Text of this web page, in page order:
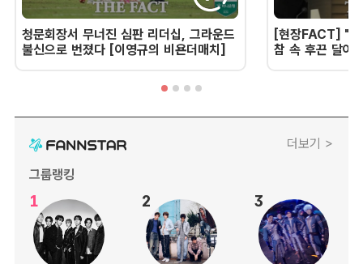
청문회장서 무너진 심판 리더십, 그라운드
불신으로 번졌다 [이영규의 비욘더매치]
[현장FACT] "한
참 속 후끈 달아
더보기 >
그룹랭킹
1 2 3